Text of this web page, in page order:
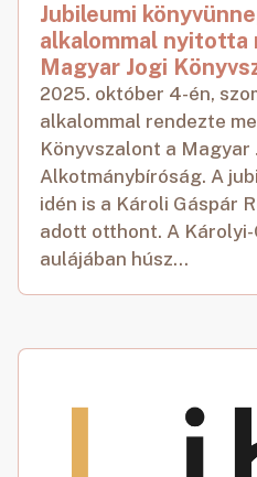
Jubileumi
alkalommal nyitotta
Magyar Jogi
2025. október 4-én,
alkalommal rendezte
Könyvszalont a Magyar
Alkotmánybíróság. A
idén is a Károli Gáspár
adott otthont. A
aulájában húsz...